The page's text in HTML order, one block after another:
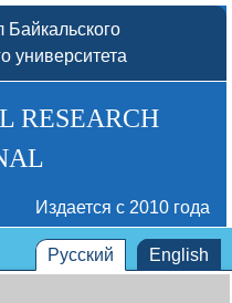
университета
RESEARCH
Издается с 2010 года
Русский English